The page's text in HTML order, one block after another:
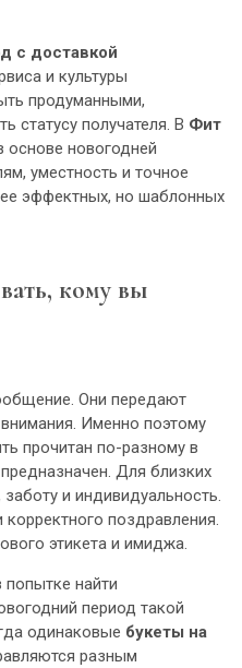
с доставкой
и культуры
продуманными,
статусу получателя. В Фит
основе новогодней
уместность и точное
эффектных, но шаблонных
кому вы
Они передают
Именно поэтому
прочитан по-разному в
Для близких
и индивидуальность.
поздравления.
этикета и имиджа.
найти
период такой
одинаковые букеты на
разным